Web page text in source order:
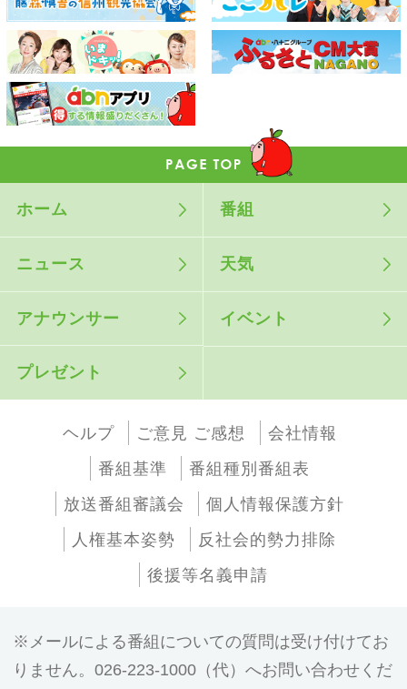
ホーム 番組
ニュース 天気
アナウンサー イベント
プレゼント
ヘルプ ご意見 ご感想
会社情報
番組基準
番組種別番組表
放送番組審議会
個人情報保護方針
人権基本姿勢
反社会的勢力排除
後援等名義申請
メールによる番組についての質問は受け付けてお
りません。026-223-1000（代）へお問い合わせくだ